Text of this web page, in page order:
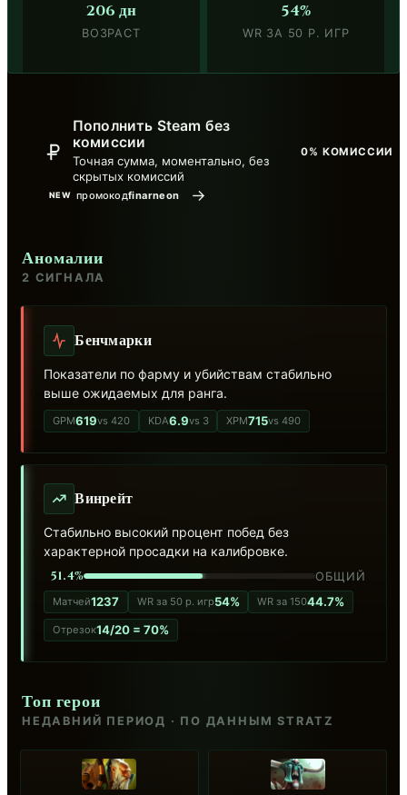
206 дн
ВОЗРАСТ
54%
WR ЗА 50 Р. ИГР
0% КОМИССИИ
NEW промокодfinarneon
Пополнить Steam без
комиссии
Точная сумма, моментально, без
скрытых комиссий
→
Аномалии
2 СИГНАЛА
Бенчмарки
Показатели по фарму и убийствам стабильно
выше ожидаемых для ранга.
GPM619vs 420 KDA6.9vs 3 XPM715vs 490
Винрейт
Стабильно высокий процент побед без
характерной просадки на калибровке.
51.4% ОБЩИЙ
Матчей1237 WR за 50 р. игр54% WR за 15044.7%
Отрезок14/20 = 70%
Топ герои
НЕДАВНИЙ ПЕРИОД · ПО ДАННЫМ STRATZ